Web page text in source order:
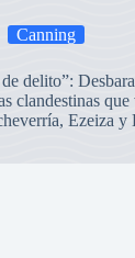
Canning
delito”:
clandestinas
Ezeiza y